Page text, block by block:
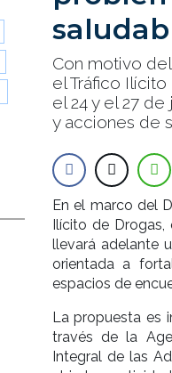
Con motivo
el Tráfico
el 24 y el 27
y acciones de
En el marco del
Ilícito de
llevará adelante
orientada a
espacios de
La propuesta es
través de la
Integral de las